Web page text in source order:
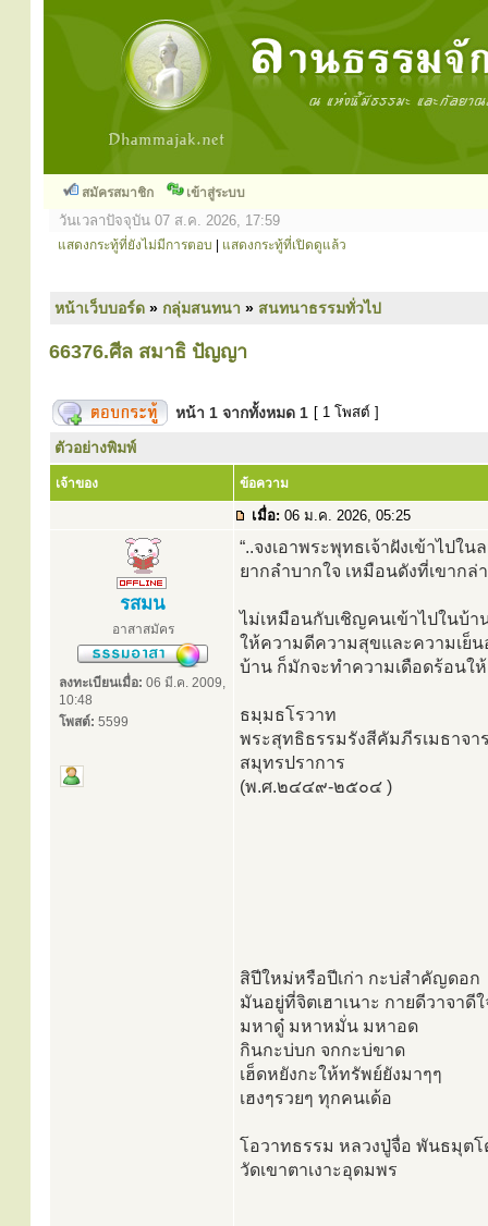
สมัครสมาชิก เข้าสู่ระบบ
วันเวลาปัจจุบัน 07 ส.ค. 2026, 17:59
แสดงกระทู้ที่ยังไม่มีการตอบ แสดงกระทู้ที่เปิดดูแล้ว
หน้าเว็บบอร์ด » กลุ่มสนทนา » สนทนาธรรมทั่วไป
66376.ศีล สมาธิ ปัญญา
หน้า 1 จากทั้งหมด 1 [ 1 โพสต์ ]
ตัวอย่างพิมพ์
เจ้าของ ข้อความ
เมื่อ: 06 ม.ค. 2026, 05:25
รสมน
อาสาสมัคร
ลงทะเบียนเมื่อ: 06 มี.ค. 2009,
10:48
โพสต์: 5599
“..จงเอาพระพุทธเจ้าฝังเข้าไป
ยากลำบากใจ เหมือนดังที่เขาก
ไม่เหมือนกับเชิญคนเข้าไปในบ้า
ให้ความดีความสุขและความเย็
บ้าน ก็มักจะทำความเดือดร้อนให้
ธมฺมธโรวาท
พระสุทธิธรรมรังสีคัมภีรเมธาจา
สมุทรปราการ
(พ.ศ.๒๔๔๙-๒๕๐๔ )
สิปีใหม่หรือปีเก่า กะบ่สำคัญดอก
มันอยู่ที่จิตเฮาเนาะ กายดีวาจาดี
มหาดู๋ มหาหมั่น มหาอด
กินกะบ่บก จกกะบ่ขาด
เฮ็ดหยังกะให้ทรัพย์ยังมาๆๆ
เฮงๆรวยๆ ทุกคนเด้อ
โอวาทธรรม หลวงปู่จื่อ พันธมุตโ
วัดเขาตาเงาะอุดมพร